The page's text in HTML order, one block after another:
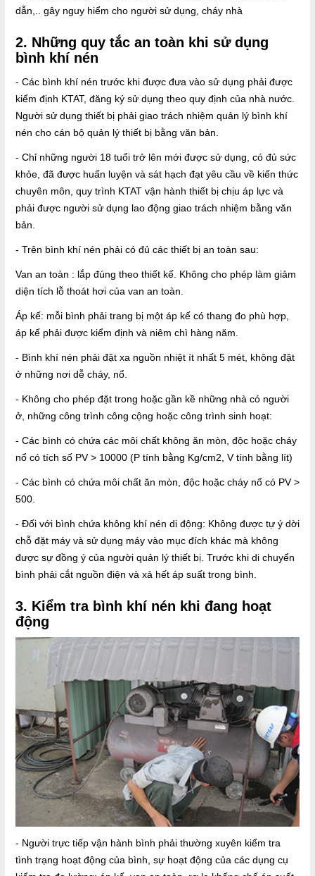
dẫn,.. gây nguy hiểm cho người sử dụng, cháy nhà
2. Những quy tắc an toàn khi sử dụng
bình khí nén
- Các bình khí nén trước khi được đưa vào sử dụng phải được
kiểm định KTAT, đăng ký sử dụng theo quy định của nhà nước.
Người sử dụng thiết bị phải giao trách nhiệm quản lý bình khí
nén cho cán bộ quản lý thiết bị bằng văn bản.
- Chỉ những người 18 tuổi trở lên mới được sử dụng, có đủ sức
khỏe, đã được huấn luyện và sát hạch đạt yêu cầu về kiến thức
chuyên môn, quy trình KTAT vận hành thiết bị chịu áp lực và
phải được người sử dụng lao động giao trách nhiệm bằng văn
bản.
- Trên bình khí nén phải có đủ các thiết bị an toàn sau:
Van an toàn : lắp đúng theo thiết kế. Không cho phép làm giảm
diện tích lỗ thoát hơi của van an toàn.
Áp kế: mỗi bình phải trang bị một áp kế có thang đo phù hợp,
áp kế phải được kiểm định và niêm chì hàng năm.
- Bình khí nén phải đặt xa nguồn nhiệt ít nhất 5 mét, không đặt
ở những nơi dễ cháy, nổ.
- Không cho phép đặt trong hoặc gần kề những nhà có người
ở, những công trình công cộng hoặc công trình sinh hoạt:
- Các bình có chứa các môi chất không ăn mòn, độc hoặc cháy
nổ có tích số PV > 10000 (P tính bằng Kg/cm2, V tính bằng lít)
- Các bình có chứa môi chất ăn mòn, độc hoặc cháy nổ có PV >
500.
- Đối với bình chứa không khí nén di động: Không được tự ý dời
chỗ đặt máy và sử dụng máy vào mục đích khác mà không
được sự đồng ý của người quản lý thiết bị. Trước khi di chuyển
bình phải cắt nguồn điện và xả hết áp suất trong bình.
3. Kiểm tra bình khí nén khi đang hoạt
động
- Người trực tiếp vận hành bình phải thường xuyên kiểm tra
tình trạng hoạt động của bình, sự hoạt động của các dụng cụ